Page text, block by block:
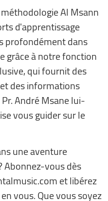
Al Msann
d'apprentissage
profondément dans
grâce à notre fonction
qui fournit des
des informations
André Msane lui-
vous guider sur le
une aventure
Abonnez-vous dès
et libérez
vous. Que vous soyez